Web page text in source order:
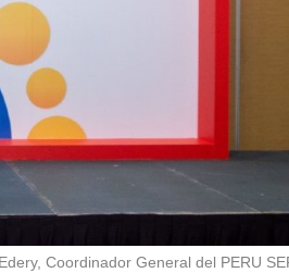
Coordinador General del PERU